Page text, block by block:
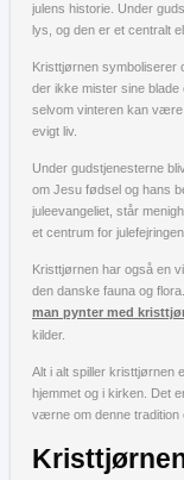
julens historie. Under
lys, og den er et centralt
Kristtjørnen symboliserer
der ikke mister sine blade
selvom vinteren kan
evigt liv.
Under gudstjenesterne
om Jesu fødsel og hans
juleevangeliet, står
et centrum for julefejringen.
Kristtjørnen har også en
den danske fauna og
man pynter med
kilder.
Alt i alt spiller kristtjørnen
hjemmet og i kirken. Det
værne om denne tradition